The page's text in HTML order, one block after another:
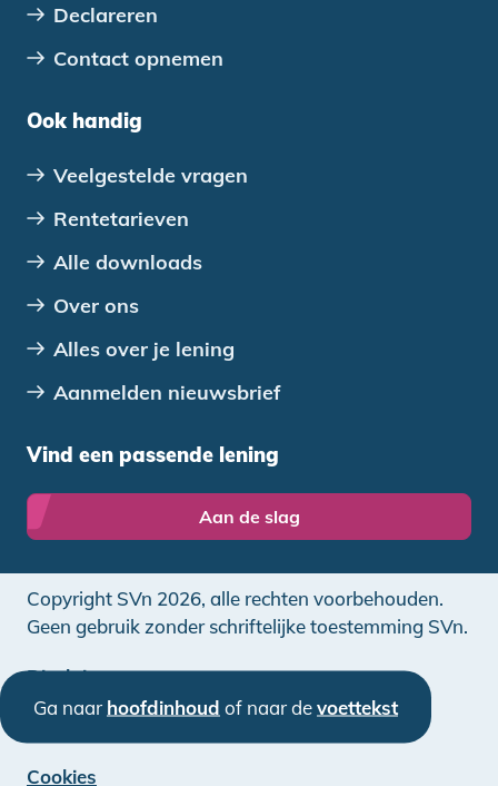
Declareren
Contact opnemen
Ook handig
Veelgestelde vragen
Rentetarieven
Alle downloads
Over ons
Alles over je lening
Aanmelden nieuwsbrief
Vind een passende lening
Aan de slag
Copyright SVn 2026, alle rechten voorbehouden.
Geen gebruik zonder schriftelijke toestemming SVn.
Disclaimer
Cookies
Ga naar hoofdinhoud of naar devoettekst